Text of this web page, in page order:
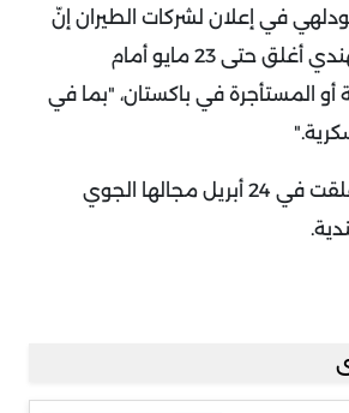
في إعلان لشركات الطيران إنّ
المجال الجوي الهندي أغلق حتى 23 مايو أمام
أو المستأجرة في باكستان، "بما في
".
وكانت باكستان أغلقت في 24 أبريل مجالها الجوي
.